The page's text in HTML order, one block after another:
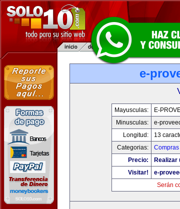
e-
Mayusculas:
E-
Minusculas:
e-
Longitud:
13
Categorias:
Compras
Precio:
Realizar
Visitar!
e-
Serán